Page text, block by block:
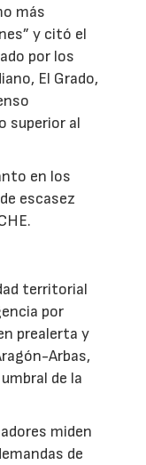
más
y citó el
por los
El Grado,
superior al
en los
escasez
territorial
por
prealerta y
Arbas,
de la
miden
de